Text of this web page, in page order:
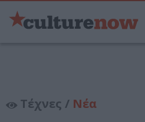
Τέχνες / Νέα